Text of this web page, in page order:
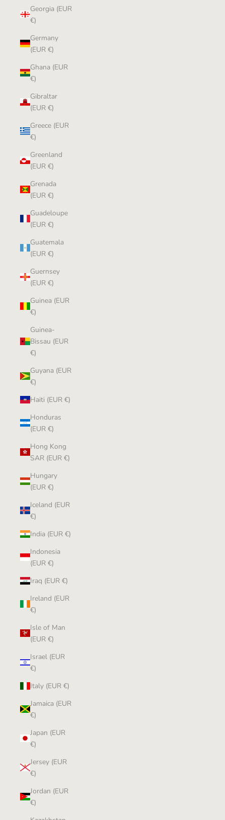
Georgia (EUR
€)
Germany
(EUR €)
Ghana (EUR
€)
Gibraltar
(EUR €)
Greece (EUR
€)
Greenland
(EUR €)
Grenada
(EUR €)
Guadeloupe
(EUR €)
Guatemala
(EUR €)
Guernsey
(EUR €)
Guinea (EUR
€)
Guinea-
Bissau (EUR
€)
Guyana (EUR
€)
Haiti (EUR €)
Honduras
(EUR €)
Hong Kong
SAR (EUR €)
Hungary
(EUR €)
Iceland (EUR
€)
India (EUR €)
Indonesia
(EUR €)
Iraq (EUR €)
Ireland (EUR
€)
Isle of Man
(EUR €)
Israel (EUR
€)
Italy (EUR €)
Jamaica (EUR
€)
Japan (EUR
€)
Jersey (EUR
€)
Jordan (EUR
€)